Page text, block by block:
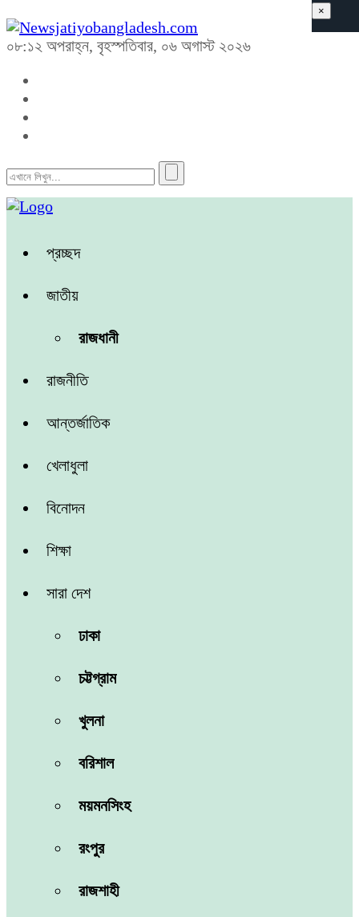
০৮:১২ অপরাহ্ন, বৃহস্পতিবার, ০৬ অগাস্ট ২০২৬
প্রচ্ছদ
জাতীয়
রাজধানী
রাজনীতি
আন্তর্জাতিক
খেলাধুলা
বিনোদন
শিক্ষা
সারা দেশ
ঢাকা
চট্টগ্রাম
খুলনা
বরিশাল
ময়মনসিংহ
রংপুর
রাজশাহী
×